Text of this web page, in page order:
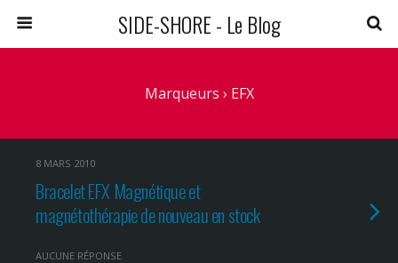
SIDE-SHORE - Le Blog
Marqueurs › EFX
8 MARS 2010
Bracelet EFX Magnétique et
magnétothérapie de nouveau en stock
AUCUNE RÉPONSE